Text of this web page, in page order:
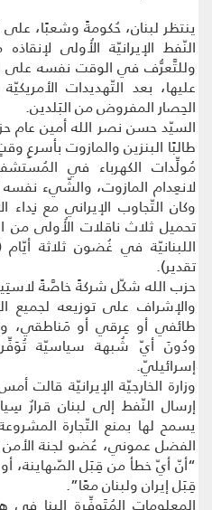
ينتظر لبنان، حُكومةً وشعبًا،
النّفط الإيرانيّة الأُولى
وللتَّعرُّف في الوقت نفسه على
عليها، بعد التّهديدات
الحِصار المفروض من البَلدين.
السيّد حسن نصر الله أمين عام
طالبًا البنزين والمازوت
مُولِّدات الكهرباء في
لانعِدام المازوت، والشّيء
وكان التّجاوب الإيراني مع نِداء
تحميل ثلاث ناقلات الأُولى
اللبنانيّة في غُضون ثلاثة
تقدير).
حزب الله شكّل شركةً خاصَّةً
والإشراف على توزيعه لجميع
طائفي أو عِرقي أو مَناطقي،
ودُونَ أيّ شُبهة سياسيّة تُوَفِّر
إسرائيليّ.
وزارة الخارجيّة الإيرانيّة
إرسال النّفط إلى لبنان قرارٌ
يسمح لها بمنع التّجارة
الفضل عموني، عُضو لجنة الأمن
“أنّ أيّ خطأ من قِبَل الصّهاينة،
قِبَل إيران ولبنان معًا”.
المعلومات المُتَوفِّرة إلينا